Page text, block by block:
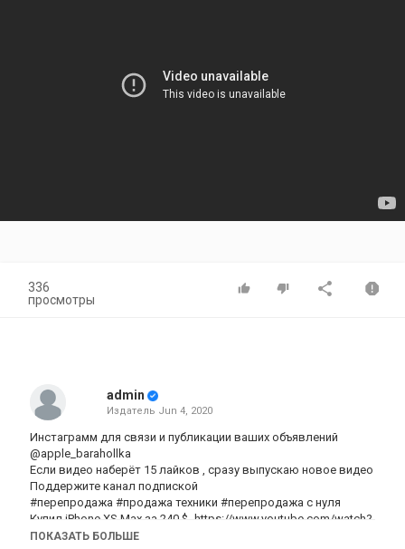
336
просмотры
admin
Издатель Jun 4, 2020
Инстаграмм для связи и публикации ваших объявлений
@apple _barahollka
Если видео наберёт 15 лайков , сразу выпускаю новое видео
Поддержите канал подпиской
#перепродажа #продажа техники #перепродажа с нуля
Купил iPhone XS Max за 240 $ -https://www.youtube.com/watch?
v=2iyPIcBQn-o&t=235s
ПОКАЗАТЬ БОЛЬШЕ